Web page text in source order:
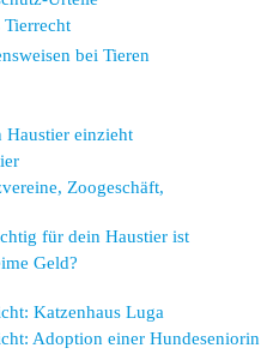
Tierrecht
bei Tieren
Haustier einzieht
Zoogeschäft,
für dein Haustier ist
Geld?
Katzenhaus Luga
Adoption einer Hundeseniorin